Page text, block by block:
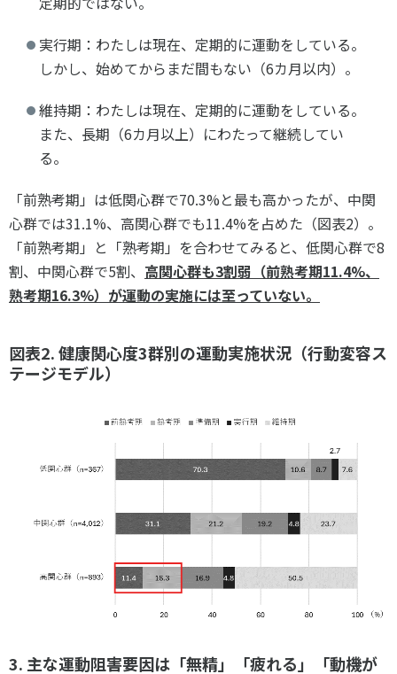
実行期：わたしは現在、定期的に運動をしている。
しかし、始めてからまだ間もない（6カ月以内）。
維持期：わたしは現在、定期的に運動をしている。
また、長期（6カ月以上）にわたって継続してい
る。
「前熟考期」は低関心群で70.3%と最も高かったが、中関
心群では31.1%、高関心群でも11.4%を占めた（図表2）。
「前熟考期」と「熟考期」を合わせてみると、低関心群で8
割、中関心群で5割、 高関心群も3割弱（前熟考期11.4%、
熟考期16.3%）が運動の実施には至っていない。
図表2. 健康関心度3群別の運動実施状況（行動変容ス
テージモデル）
3. 主な運動阻害要因は「無精」「疲れる」「動機が